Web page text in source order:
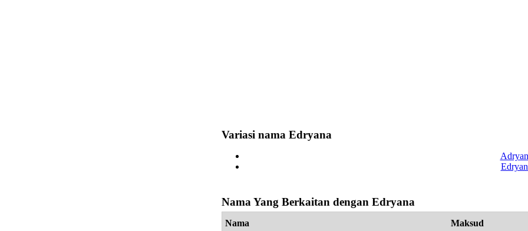
Variasi nama Edryana
Nama Yang Berkaitan dengan Edryana
Nama Maksud